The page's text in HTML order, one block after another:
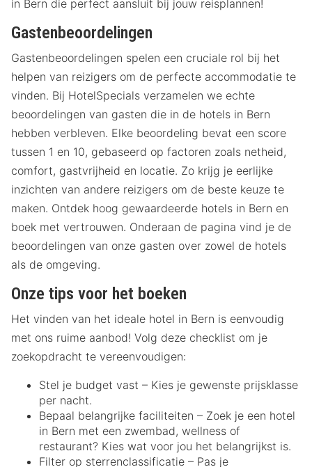
in Bern die perfect aansluit bij jouw reisplannen!
Gastenbeoordelingen
Gastenbeoordelingen spelen een cruciale rol bij het
helpen van reizigers om de perfecte accommodatie te
vinden. Bij HotelSpecials verzamelen we echte
beoordelingen van gasten die in de hotels in Bern
hebben verbleven. Elke beoordeling bevat een score
tussen 1 en 10, gebaseerd op factoren zoals netheid,
comfort, gastvrijheid en locatie. Zo krijg je eerlijke
inzichten van andere reizigers om de beste keuze te
maken. Ontdek hoog gewaardeerde hotels in Bern en
boek met vertrouwen. Onderaan de pagina vind je de
beoordelingen van onze gasten over zowel de hotels
als de omgeving.
Onze tips voor het boeken
Het vinden van het ideale hotel in Bern is eenvoudig
met ons ruime aanbod! Volg deze checklist om je
zoekopdracht te vereenvoudigen:
Stel je budget vast – Kies je gewenste prijsklasse
per nacht.
Bepaal belangrijke faciliteiten – Zoek je een hotel
in Bern met een zwembad, wellness of
restaurant? Kies wat voor jou het belangrijkst is.
Filter op sterrenclassificatie – Pas je